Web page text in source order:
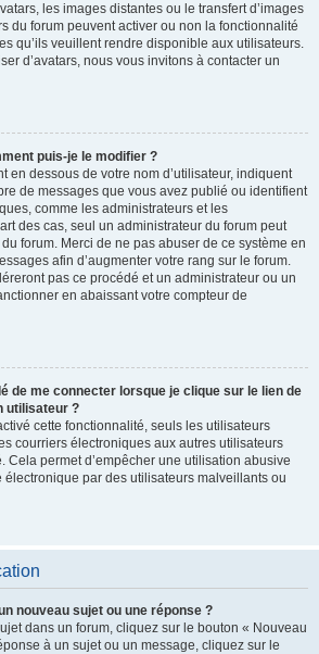
les images distantes ou le transfert d’images
du forum peuvent activer ou non la fonctionnalité
qu’ils veuillent rendre disponible aux utilisateurs.
d’avatars, nous vous invitons à contacter un
puis-je le modifier ?
en dessous de votre nom d’utilisateur, indiquent
de messages que vous avez publié ou identifient
comme les administrateurs et les
des cas, seul un administrateur du forum peut
forum. Merci de ne pas abuser de ce système en
afin d’augmenter votre rang sur le forum.
pas ce procédé et un administrateur ou un
en abaissant votre compteur de
de me connecter lorsque je clique sur le lien de
utilisateur ?
cette fonctionnalité, seuls les utilisateurs
courriers électroniques aux autres utilisateurs
Cela permet d’empêcher une utilisation abusive
électronique par des utilisateurs malveillants ou
nouveau sujet ou une réponse ?
dans un forum, cliquez sur le bouton « Nouveau
à un sujet ou un message, cliquez sur le